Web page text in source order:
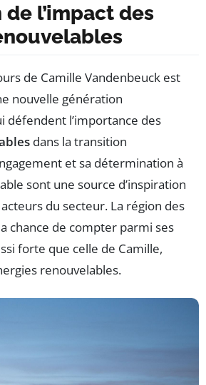
l’impact des
de Camille Vandenbeuck est
nouvelle génération
défendent l’importance des
dans la transition
et sa détermination à
sont une source d’inspiration
du secteur. La région des
chance de compter parmi ses
forte que celle de Camille,
renouvelables.